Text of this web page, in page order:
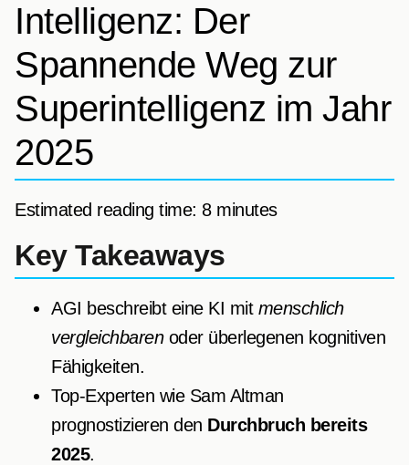
Intelligenz: Der
Spannende Weg zur
Superintelligenz im Jahr
2025
Estimated reading time: 8 minutes
Key Takeaways
AGI beschreibt eine KI mit menschlich
vergleichbarenoder überlegenen kognitiven
Fähigkeiten.
Top-Experten wie Sam Altman
prognostizieren den Durchbruch bereits
2025.